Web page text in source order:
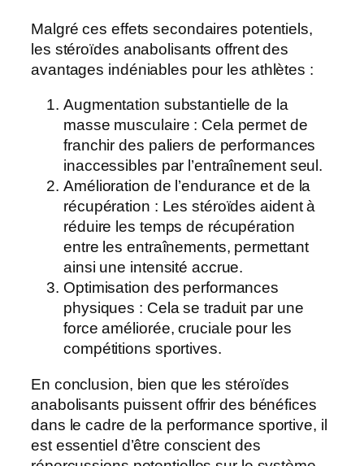
Malgré ces effets secondaires potentiels,
les stéroïdes anabolisants offrent des
avantages indéniables pour les athlètes :
Augmentation substantielle de la
masse musculaire : Cela permet de
franchir des paliers de performances
inaccessibles par l’entraînement seul.
Amélioration de l’endurance et de la
récupération : Les stéroïdes aident à
réduire les temps de récupération
entre les entraînements, permettant
ainsi une intensité accrue.
Optimisation des performances
physiques : Cela se traduit par une
force améliorée, cruciale pour les
compétitions sportives.
En conclusion, bien que les stéroïdes
anabolisants puissent offrir des bénéfices
dans le cadre de la performance sportive, il
est essentiel d’être conscient des